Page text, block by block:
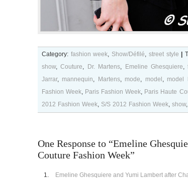
Category: fashion week, Show/Défilé, street style
show,Couture, Dr. Martens, Emeline Ghesquiere,
Jarrar, mannequin, Martens, mode, model , model
Fashion Week, Paris Fashion Week, Paris Haute
2012 Fashion Week, S/S 2012 Fashion Week, show,
One Response to “Emeline
Couture Fashion Week”
Emeline Ghesquiere and Yumi Lambert after